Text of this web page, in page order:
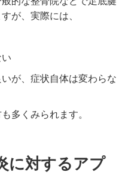
が、実際には、
が、症状自体は変わらな
多くみられます。
に対するアプ